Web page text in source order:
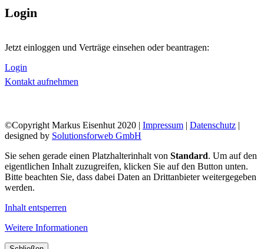
Login
Jetzt einloggen und Verträge einsehen oder beantragen:
Login
Kontakt aufnehmen
©Copyright Markus Eisenhut 2020 | Impressum | Datenschutz |
designed by Solutionsforweb GmbH
Sie sehen gerade einen Platzhalterinhalt von Standard. Um auf den
eigentlichen Inhalt zuzugreifen, klicken Sie auf den Button unten.
Bitte beachten Sie, dass dabei Daten an Drittanbieter weitergegeben
werden.
Inhalt entsperren
Weitere Informationen